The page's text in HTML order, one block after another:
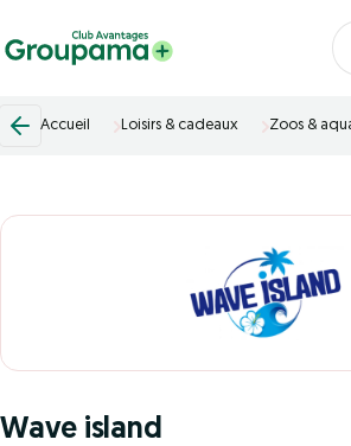
Accueil Loisirs & cadeaux Zoos &
Wave island